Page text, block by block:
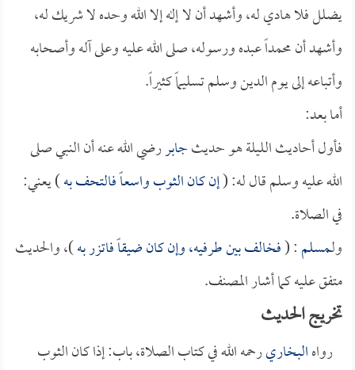
يضلل فلا هادي له، وأشهد أن لا إله إلا الله وحده لا شريك له،
وأشهد أن محمداً عبده ورسوله، صلى الله عليه وعلى آله وأصحابه
وأتباعه إلى يوم الدين وسلم تسليماً كثيراً.
أما بعد:
فأول أحاديث الليلة هو حديثجابررضي الله عنه أن النبي صلى
الله عليه وسلم قال له: (إن كان الثوب واسعاً فالتحف به) يعني:
في الصلاة.
ولـمسلم: (فخالف بين طرفيه، وإن كان ضيقاً فاتزر به)، والحديث
متفق عليه كما أشار المصنف.
تخريج الحديث
رواهالبخاريرحمه الله في كتاب الصلاة، باب: إذا كان الثوب